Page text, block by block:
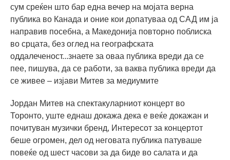
сум среќен што бар една вечер на мојата верна
публика во Канада и оние кои допатуваа од САД им ја
направив посебна, а Македонија повторно поблиска
во срцата, без оглед на географската
оддалеченост...знаете за оваа публика вреди да се
пее, пишува, да се работи, за ваква публика вреди да
се живее – изјави Митев за медиумите
Јордан Митев на спектакуларниот концерт во
Торонто, уште еднаш докажа дека е веќе докажан и
почитуван музички бренд, Интересот за концертот
беше огромен, дел од неговата публика патуваше
повеќе од шест часови за да биде во салата и да